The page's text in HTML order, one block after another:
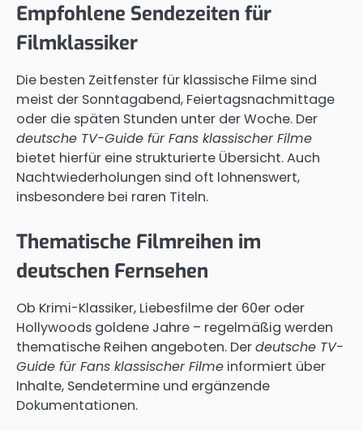
Empfohlene Sendezeiten für
Filmklassiker
Die besten Zeitfenster für klassische Filme sind
meist der Sonntagabend, Feiertagsnachmittage
oder die späten Stunden unter der Woche. Der
deutsche TV-Guide für Fans klassischer Filme
bietet hierfür eine strukturierte Übersicht. Auch
Nachtwiederholungen sind oft lohnenswert,
insbesondere bei raren Titeln.
Thematische Filmreihen im
deutschen Fernsehen
Ob Krimi-Klassiker, Liebesfilme der 60er oder
Hollywoods goldene Jahre – regelmäßig werden
thematische Reihen angeboten. Derdeutsche TV-
Guide für Fans klassischer Filme informiert über
Inhalte, Sendetermine und ergänzende
Dokumentationen.